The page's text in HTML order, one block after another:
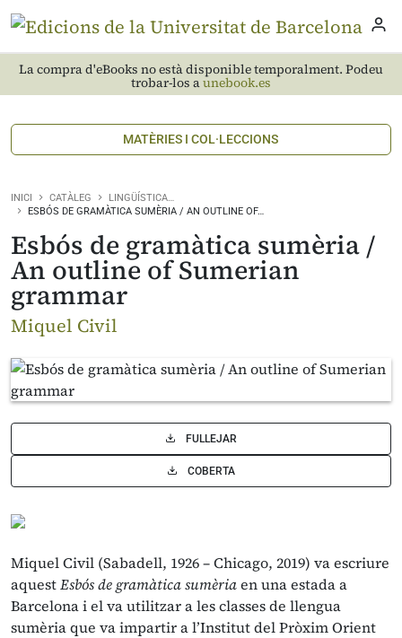
La compra d'eBooks no està disponible temporalment. Podeu
trobar-los aunebook.es
MATÈRIES I COL·LECCIONS
INICI CATÀLEG
LINGÜÍSTICA…
ESBÓS DE GRAMÀTICA SUMÈRIA / AN OUTLINE OF…
Esbós de gramàtica sumèria /
An outline of Sumerian
grammar
Miquel Civil
FULLEJAR
COBERTA
Miquel Civil (Sabadell, 1926 – Chicago, 2019) va escriure
aquestEsbós de gramàtica sumèriaen una estada a
Barcelona i el va utilitzar a les classes de llengua
sumèria que va impartir a l’Institut del Pròxim Orient